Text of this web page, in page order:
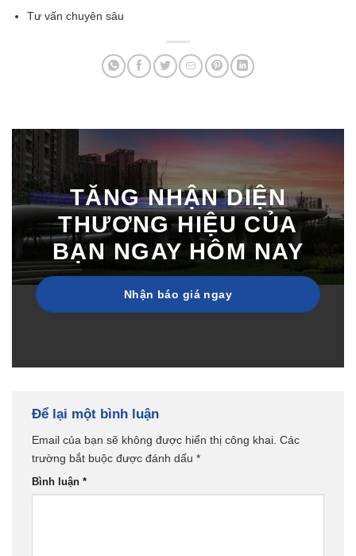
Tư vấn chuyên sâu
TĂNG NHẬN DIỆN
THƯƠNG HIỆU CỦA
BẠN NGAY HÔM NAY
Nhận báo giá ngay
Để lại một bình luận
Email của bạn sẽ không được hiển thị công khai. Các
trường bắt buộc được đánh dấu *
Bình luận *